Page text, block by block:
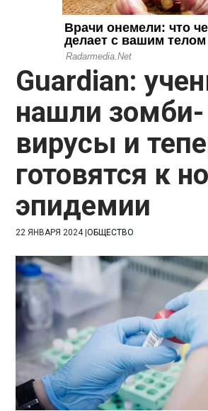
Guardian:
нашли зомби-
вирусы и
готовятся к
эпидемии
22 ЯНВАРЯ 2024|ОБЩЕСТВО